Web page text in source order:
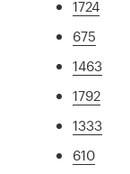
1724
675
1463
1792
1333
610